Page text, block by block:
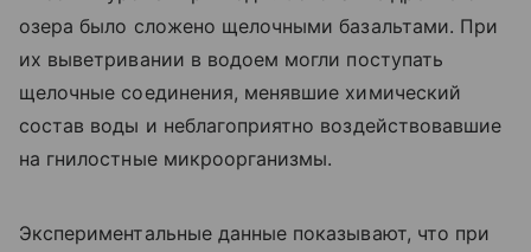
озера было сложено щелочными базальтами. При
их выветривании в водоем могли поступать
щелочные соединения, менявшие химический
состав воды и неблагоприятно воздействовавшие
на гнилостные микроорганизмы.
Экспериментальные данные показывают, что при